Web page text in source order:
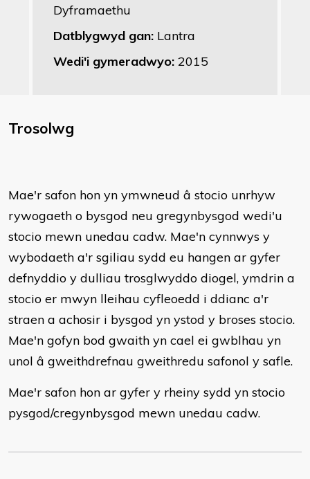
Dyframaethu
Datblygwyd gan: Lantra
Wedi'i gymeradwyo: 2015
Trosolwg
Mae'r safon hon yn ymwneud â stocio unrhyw
rywogaeth o bysgod neu gregynbysgod wedi'u
stocio mewn unedau cadw. Mae'n cynnwys y
wybodaeth a'r sgiliau sydd eu hangen ar gyfer
defnyddio y dulliau trosglwyddo diogel, ymdrin a
stocio er mwyn lleihau cyfleoedd i ddianc a'r
straen a achosir i bysgod yn ystod y broses stocio.
Mae'n gofyn bod gwaith yn cael ei gwblhau yn
unol â gweithdrefnau gweithredu safonol y safle.
Mae'r safon hon ar gyfer y rheiny sydd yn stocio
pysgod/cregynbysgod mewn unedau cadw.